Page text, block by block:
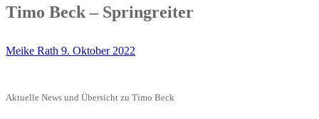
Timo Beck – Springreiter
Meike Rath 9. Oktober 2022
Aktuelle News und Übersicht zu Timo Beck